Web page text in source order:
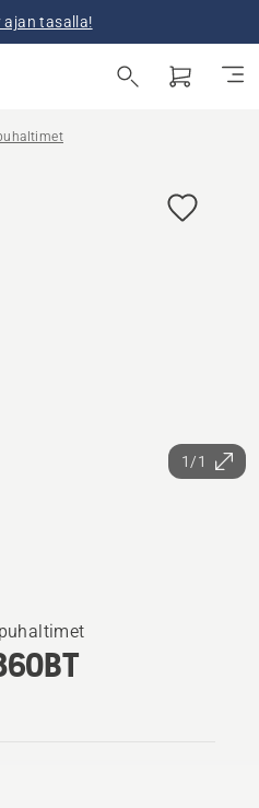
ajan tasalla!
1/1